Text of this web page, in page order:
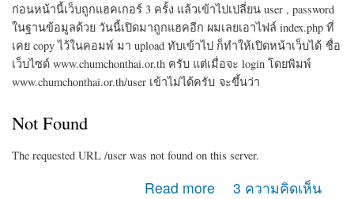
ก่อนหน้านี้เว็บถูกแฮคเกอร์ 3 ครั้ง แล้วเข้าไปเปลี่ยน user , password
ในฐานข้อมูลด้วย วันนี้เปิดมาถูกแฮคอีก ผมเลยเอาไฟล์ index.php ที่
เคย copy ไว้ในคอมพ์ มา upload ทับเข้าไป ก็ทำให้เปิดหน้าเว็บได้ ชื่อ
เว็บไซด์ www.chumchonthai.or.th ครับ แต่เมื่อจะ login โดยพิมพ์
www.chumchonthai.or.th/user เข้าไม่ได้ครับ จะขึ้นว่า
Not Found
The requested URL /user was not found on this server.
Read more
about ขอความช่วยเหลือ login เว็บไซด์ตัวเองไม่ได้ครับ
3 ความคิดเห็น